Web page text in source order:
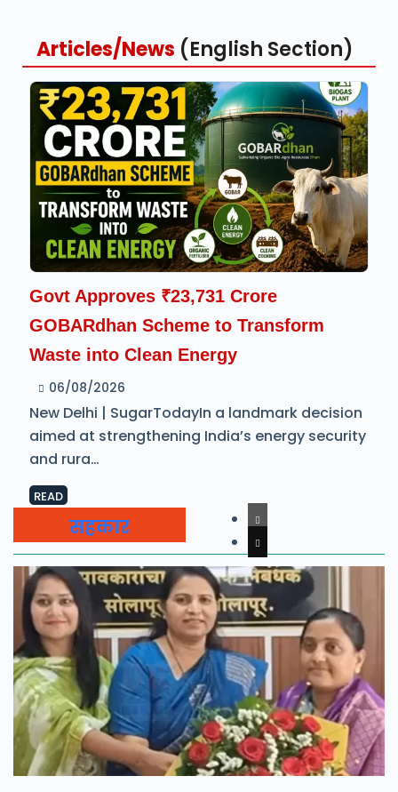
Articles/News (English Section)
Govt Approves ₹23,731 Crore
GOBARdhan Scheme to Transform
Waste into Clean Energy
06/08/2026
New Delhi | SugarTodayIn a landmark decision
aimed at strengthening India’s energy security
and rura…
READ
सहकार